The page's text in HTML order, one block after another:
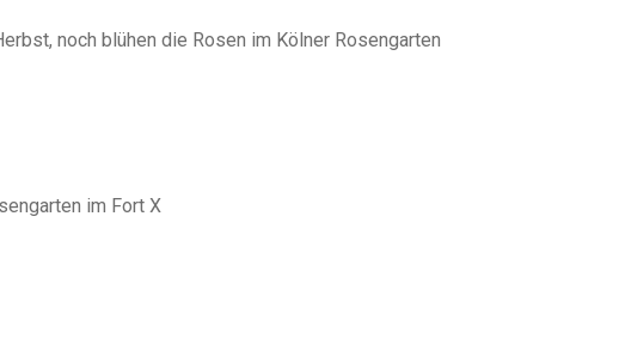
noch blühen die Rosen im Kölner Rosengarten
im Fort X